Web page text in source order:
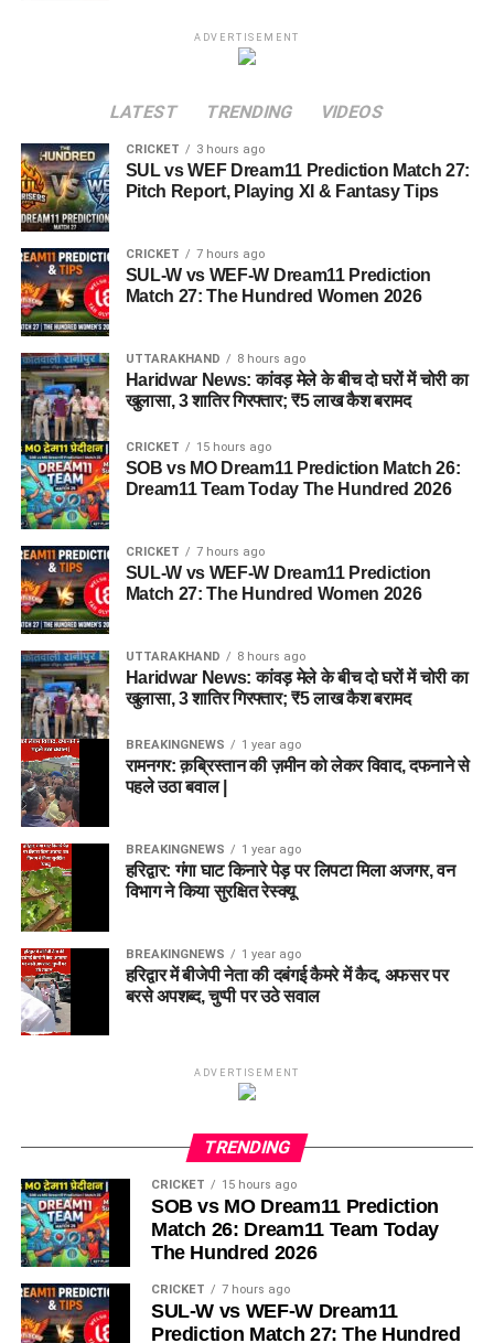
ADVERTISEMENT
LATEST TRENDING VIDEOS
CRICKET 3 hours ago
SUL vs WEF Dream11 Prediction Match 27:
Pitch Report, Playing XI & Fantasy Tips
CRICKET 7 hours ago
SUL-W vs WEF-W Dream11 Prediction
Match 27: The Hundred Women 2026
UTTARAKHAND 8 hours ago
Haridwar News: कांवड़ मेले के बीच दो घरों में चोरी का
खुलासा, 3 शातिर गिरफ्तार; ₹5 लाख कैश बरामद
CRICKET 15 hours ago
SOB vs MO Dream11 Prediction Match 26:
Dream11 Team Today The Hundred 2026
CRICKET 7 hours ago
SUL-W vs WEF-W Dream11 Prediction
Match 27: The Hundred Women 2026
UTTARAKHAND 8 hours ago
Haridwar News: कांवड़ मेले के बीच दो घरों में चोरी का
खुलासा, 3 शातिर गिरफ्तार; ₹5 लाख कैश बरामद
BREAKINGNEWS 1 year ago
रामनगर: क़ब्रिस्तान की ज़मीन को लेकर विवाद, दफनाने से
पहले उठा बवाल |
BREAKINGNEWS 1 year ago
हरिद्वार: गंगा घाट किनारे पेड़ पर लिपटा मिला अजगर, वन
विभाग ने किया सुरक्षित रेस्क्यू
BREAKINGNEWS 1 year ago
हरिद्वार में बीजेपी नेता की दबंगई कैमरे में कैद, अफसर पर
बरसे अपशब्द, चुप्पी पर उठे सवाल
ADVERTISEMENT
TRENDING
CRICKET 15 hours ago
SOB vs MO Dream11 Prediction
Match 26: Dream11 Team Today
The Hundred 2026
CRICKET 7 hours ago
SUL-W vs WEF-W Dream11
Prediction Match 27: The Hundred